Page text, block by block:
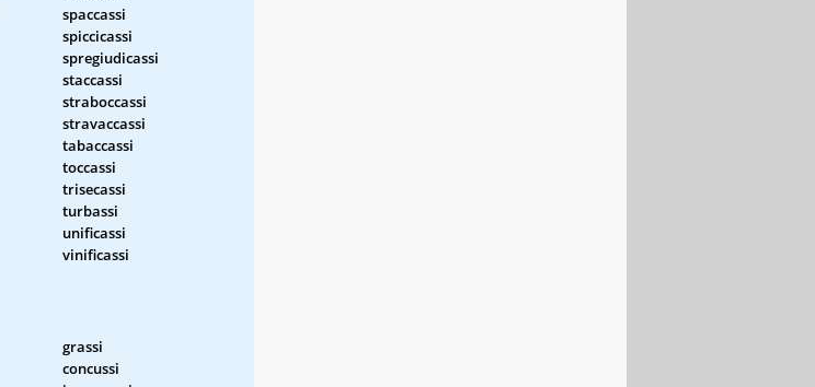
spaccassi
spiccicassi
spregiudicassi
staccassi
straboccassi
stravaccassi
tabaccassi
toccassi
trisecassi
turbassi
unificassi
vinificassi
grassi
concussi